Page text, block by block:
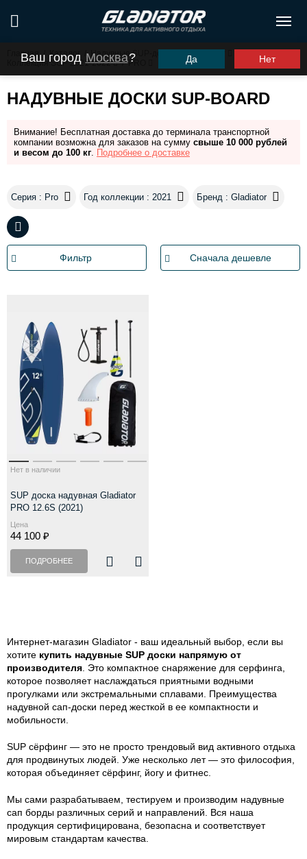
Ваш город Москва? Да Нет
Главная / Каталог Надувные SUP-доски
Коллекция SUP 2021-2022
/ PRO
НАДУВНЫЕ ДОСКИ SUP-BOARD
Внимание! Бесплатная доставка до терминала транспортной
компании возможна для заказов на сумму свыше 10 000 рублей
и весом до 100 кг. Подробнее о доставке
Серия : Pro Год коллекции : 2021 Бренд : Gladiator
Фильтр Сначала дешевле
Нет в наличии
SUP доска надувная Gladiator
PRO 12.6S (2021)
Цена
44 100 ₽
ПОДРОБНЕЕ
Интернет-магазин Gladiator - ваш идеальный выбор, если вы
хотите купить надувные SUP доски напрямую от
производителя . Это компактное снаряжение для серфинга,
которое позволяет наслаждаться приятными водными
прогулками или экстремальными сплавами. Преимущества
надувной сап-доски перед жесткой в ее компактности и
мобильности.
SUP сёрфинг — это не просто трендовый вид активного отдыха
для продвинутых людей. Уже несколько лет — это философия,
которая объединяет сёрфинг, йогу и фитнес.
Мы сами разрабатываем, тестируем и производим надувные
сап борды различных серий и направлений. Вся наша
продукция сертифицирована, безопасна и соответствует
мировым стандартам качества.